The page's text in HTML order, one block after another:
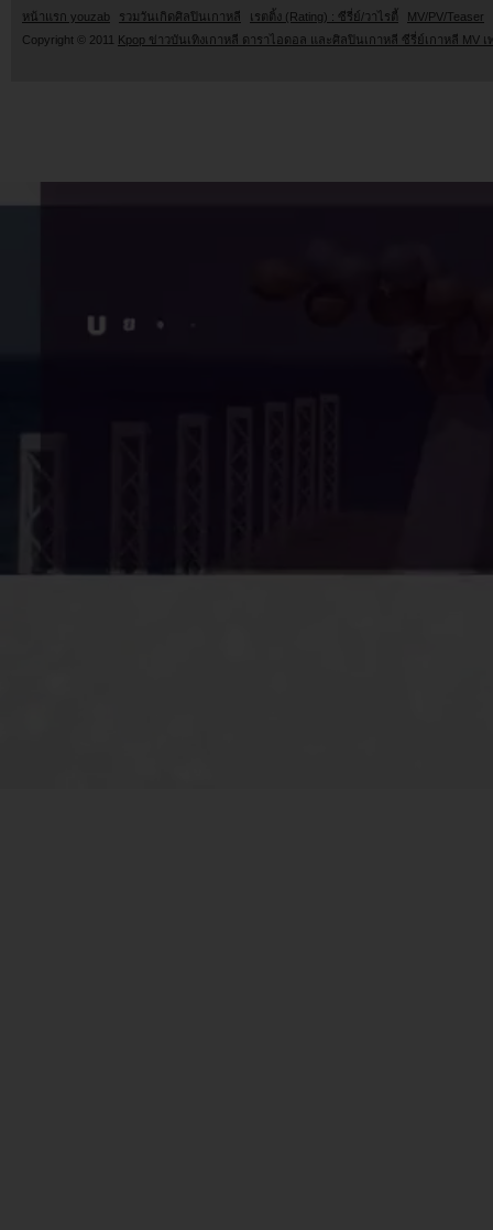
หน้าแรก youzab รวมวันเกิดศิลปินเกาหลี เรตติ้ง (Rating) : ซีรี่ย์/วาไรตี้
MV/PV/Teaser
Copyright © 2011
Kpop ข่าวบันเทิงเกาหลี ดาราไอดอล และศิลปินเกาหลี ซีรี่ย์เกาหลี MV